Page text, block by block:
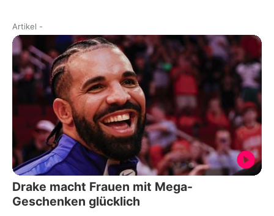
Artikel -
Drake macht Frauen mit Mega-
Geschenken glücklich